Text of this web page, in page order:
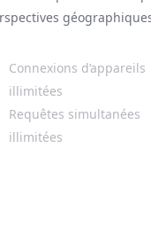
Connexions d’appareils
illimitées
Requêtes simultanées
illimitées